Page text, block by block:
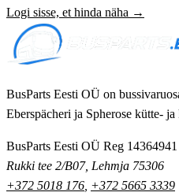
Logi sisse, et hinda näha →
BusParts Eesti OÜ on
Eberspächeri ja Spherose kütte-
BusParts Eesti OÜ Reg 14364941
Rukki tee 2/B07, Lehmja 75306
+372 5018 176 +372 5665 3339